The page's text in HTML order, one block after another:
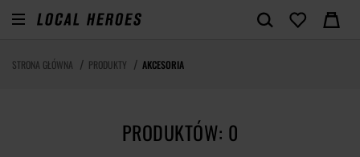
STRONA GŁÓWNA PRODUKTY AKCESORIA
PRODUKTÓW: 0